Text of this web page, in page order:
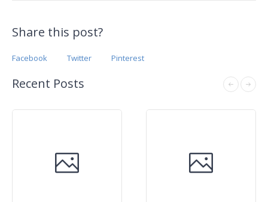
Share this post?
Facebook Twitter Pinterest
Recent Posts